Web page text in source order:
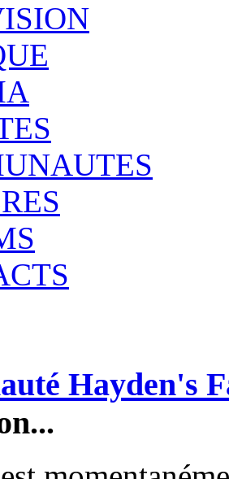
Hayden's